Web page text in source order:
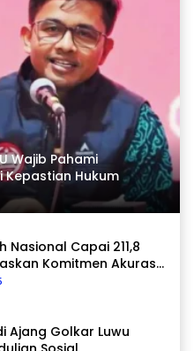
Wajib Pahami
Kepastian Hukum
Nasional Capai 211,8
Komitmen Akurasi
Ajang Golkar Luwu